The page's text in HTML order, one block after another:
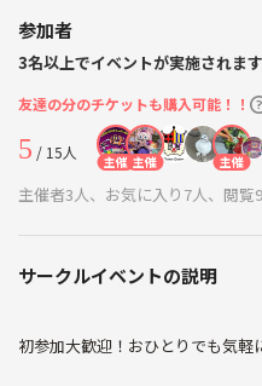
参加者
3名以上でイベントが実施されます
友達の分のチケットも購入可能！！
5 / 15人 主催 主催 主催
主催者3人、お気に入り7人、閲覧
サークルイベントの説明
初参加大歓迎！おひとりでも気